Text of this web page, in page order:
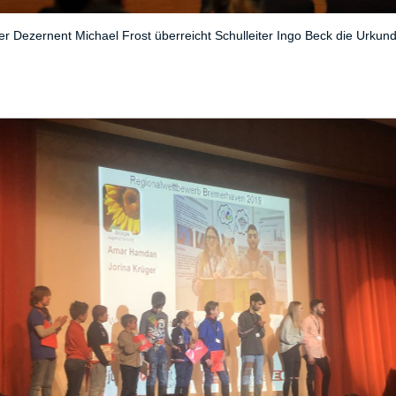
Dezernent Michael Frost überreicht Schulleiter Ingo Beck die